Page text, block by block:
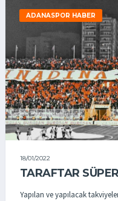
ADANASPOR HABER
18/01/2022
TARAFTAR
Yapılan ve yapılacak